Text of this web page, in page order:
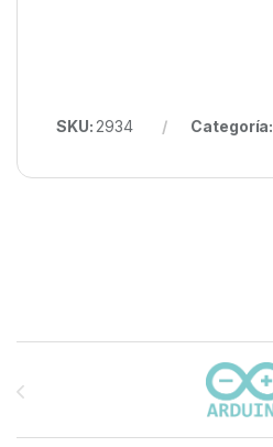
SKU: 2934 Categoría:
Carrusel de marcas